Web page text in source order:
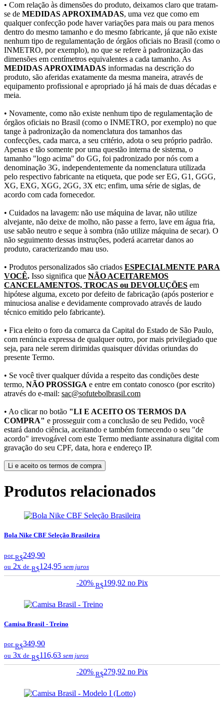
• Com relação às dimensões do produto, deixamos claro que tratam-
se de MEDIDAS APROXIMADAS, uma vez que como em
qualquer confecção pode haver variações para mais ou para menos
dentro do mesmo tamanho e do mesmo fabricante, já que não existe
nenhum tipo de regulamentação de órgãos oficiais no Brasil (como o
INMETRO, por exemplo), no que se refere à padronização das
dimensões em centímetros equivalentes a cada tamanho. As
MEDIDAS APROXIMADAS informadas na descrição do
produto, são aferidas exatamente da mesma maneira, através de
equipamento profissional e apropriado já há mais de duas décadas e
meia.
• Novamente, como não existe nenhum tipo de regulamentação de
órgãos oficiais no Brasil (como o INMETRO, por exemplo) no que
tange à padronização da nomenclatura dos tamanhos das
confecções, cada marca, a seu critério, adota o seu próprio padrão.
Apenas e tão somente por uma questão interna de sistema, o
tamanho "logo acima" do GG, foi padronizado por nós com a
denominação 3G, independentemente da nomenclatura utilizada
pelo respectivo fabricante na etiqueta, que pode ser EG, G1, GGG,
XG, EXG, XGG, 2GG, 3X etc; enfim, uma série de siglas, de
acordo com cada fornecedor.
• Cuidados na lavagem: não use máquina de lavar, não utilize
alvejante, não deixe de molho, não passe a ferro, lave em água fria,
use sabão neutro e seque à sombra (não utilize máquina de secar). O
não seguimento dessas instruções, poderá acarretar danos ao
produto, caracterizando mau uso.
• Produtos personalizados são criados ESPECIALMENTE PARA
VOCÊ. Isso significa que NÃO ACEITAREMOS
CANCELAMENTOS, TROCAS ou DEVOLUÇÕES em
hipótese alguma, exceto por defeito de fabricação (após posterior e
minuciosa analise e devidamente comprovado através de laudo
técnico emitido pelo fabricante).
• Fica eleito o foro da comarca da Capital do Estado de São Paulo,
com renúncia expressa de qualquer outro, por mais privilegiado que
seja, para nele serem dirimidas quaisquer dúvidas oriundas do
presente Termo.
• Se você tiver qualquer dúvida a respeito das condições deste
termo, NÃO PROSSIGA e entre em contato conosco (por escrito)
através do e-mail: sac@sofutebolbrasil.com
• Ao clicar no botão "LI E ACEITO OS TERMOS DA
COMPRA" e prosseguir com a conclusão de seu Pedido, você
estará dando ciência, aceitando e também fornecendo o seu "de
acordo" irrevogável com este Termo mediante assinatura digital com
gravação do seu CPF, data, hora e endereço IP.
Li e aceito os termos de compra
Produtos relacionados
Bola Nike CBF Seleção Brasileira
por R$249,90
ou 2x de R$124,95 sem juros
-20% R$199,92 no Pix
Camisa Brasil - Treino
por R$349,90
ou 3x de R$116,63 sem juros
-20% R$279,92 no Pix